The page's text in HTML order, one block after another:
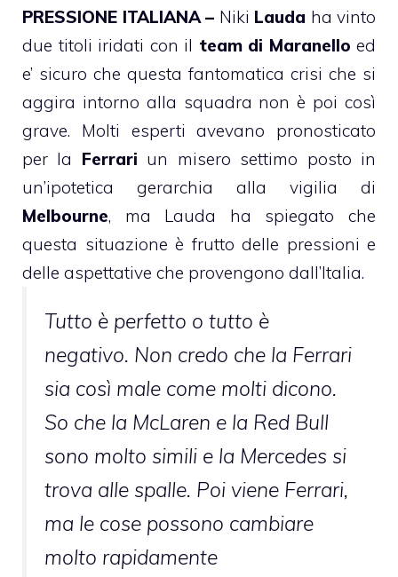
PRESSIONE ITALIANA – Niki Lauda ha vinto
due titoli iridati con il team di Maranello ed
e’ sicuro che questa fantomatica crisi che si
aggira intorno alla squadra non è poi così
grave. Molti esperti avevano pronosticato
per la Ferrari un misero settimo posto in
un’ipotetica gerarchia alla vigilia di
Melbourne, ma Lauda ha spiegato che
questa situazione è frutto delle pressioni e
delle aspettative che provengono dall’Italia.
Tutto è perfetto o tutto è
negativo. Non credo che la Ferrari
sia così male come molti dicono.
So che la McLaren e la Red Bull
sono molto simili e la Mercedes si
trova alle spalle. Poi viene Ferrari,
ma le cose possono cambiare
molto rapidamente